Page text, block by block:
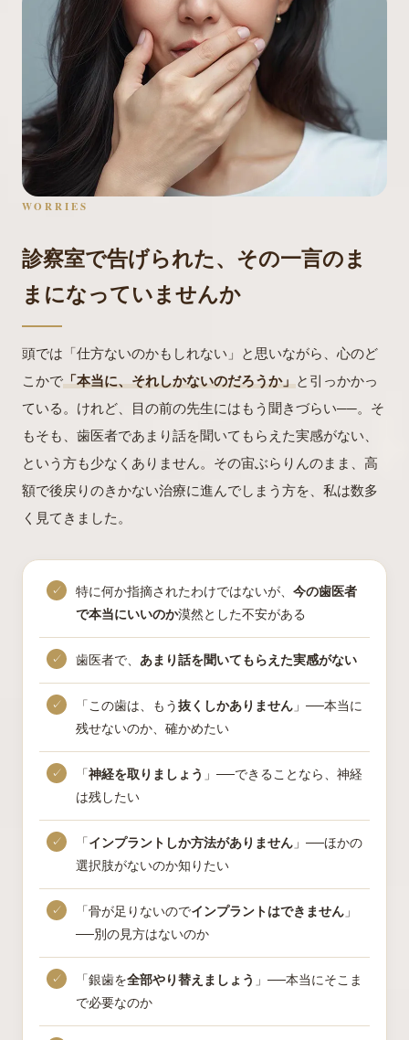
WORRIES
診察室で告げられた、その一言のま
まになっていませんか
頭では「仕方ないのかもしれない」と思いながら、心のど
こかで「本当に、それしかないのだろうか」と引っかかっ
ている。けれど、目の前の先生にはもう聞きづらい──。そ
もそも、歯医者であまり話を聞いてもらえた実感がない、
という方も少なくありません。その宙ぶらりんのまま、高
額で後戻りのきかない治療に進んでしまう方を、私は数多
く見てきました。
特に何か指摘されたわけではないが、 今の歯医者
で本当にいいのか漠然とした不安がある
歯医者で、 あまり話を聞いてもらえた実感がない
「この歯は、もう抜くしかありません 」──本当に
残せないのか、確かめたい
「神経を取りましょう 」──できることなら、神経
は残したい
「インプラントしか方法がありません 」──ほかの
選択肢がないのか知りたい
「骨が足りないのでインプラントはできません 」
──別の見方はないのか
「銀歯を全部やり替えましょう 」──本当にそこま
で必要なのか